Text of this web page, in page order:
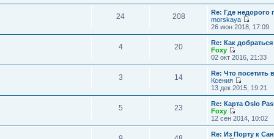
и
ю с
о
о
щ
н
и
ю
п
о
с
л
е
д
н
е
с
о
о
щ
н
и
ю
й
т
п
о
л
е
д
е
с
о
о
щ
24 208
Re: Где недорого
morskaya
П
е
р
е
й
т
к
п
о
л
д
н
е
26 июн 2018, 17:09
4 20
Re: Как
Foxy
П
е
р
е
й
т
к
п
о
л
02 окт 2016, 21:33
3 14
Re: Что посетить
Ксения
П
е
р
е
й
т
13 дек 2015, 19:21
5 23
Re: Карта Oslo
Foxy
П
е
р
12 сен 2014, 10:02
Re: Из Порту к